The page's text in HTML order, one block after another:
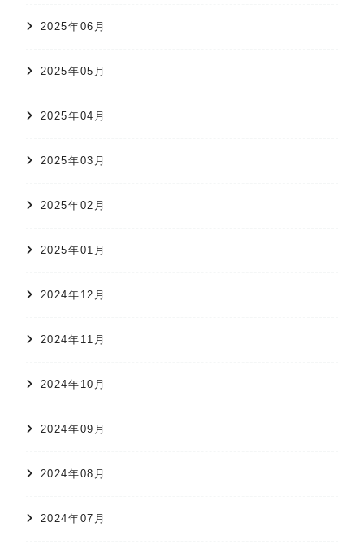
2025年06月
2025年05月
2025年04月
2025年03月
2025年02月
2025年01月
2024年12月
2024年11月
2024年10月
2024年09月
2024年08月
2024年07月